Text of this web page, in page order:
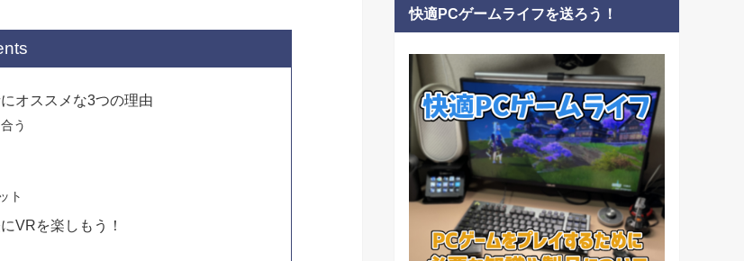
オススメな3つの理由
う
ト
VRを楽しもう！
快適PCゲームライフを送ろう！